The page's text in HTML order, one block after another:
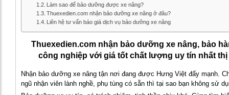
Làm sao để bảo dưỡng được xe nâng?
Thuexedien.com nhận bảo dưỡng xe nâng ở đâu?
Liên hệ tư vấn báo giá dịch vụ bảo dưỡng xe nâng
Thuexedien.com nhận bảo dưỡng xe nâng, bảo
công nghiệp với giá tốt chất lượng uy tín nhất
Nhận bảo dưỡng xe nâng tận nơi đang được Hưng Việt đẩy mạnh.
ngũ nhận viên lành nghề, phụ tùng có sẵn thì tại sao bạn không sử